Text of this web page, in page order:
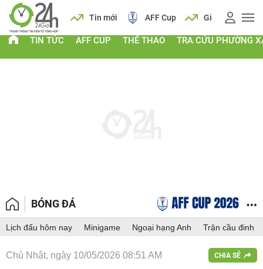
Lịch Tin mới AFF Cup Giá vàng
TIN TỨC AFF CUP THỂ THAO TRA CỨU PHƯỜNG
BÓNG ĐÁ
Lịch đấu hôm nay Minigame Ngoại hạng Anh Trận cầu đinh
Chủ Nhật, ngày 10/05/2026 08:51 AM CHIA SẺ